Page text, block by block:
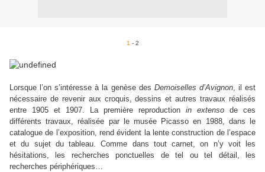
1 - 2
Lorsque l’on s’intéresse à la genèse des Demoiselles d’Avignon, il est
nécessaire de revenir aux croquis, dessins et autres travaux réalisés
entre 1905 et 1907. La première reproduction in extenso de ces
différents travaux, réalisée par le musée Picasso en 1988, dans le
catalogue de l’exposition, rend évident la lente construction de l’espace
et du sujet du tableau. Comme dans tout carnet, on n’y voit les
hésitations, les recherches ponctuelles de tel ou tel détail, les
recherches périphériques…